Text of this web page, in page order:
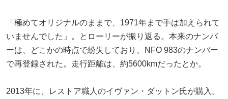
「極めてオリジナルのままで、1971年まで手は加えられて
いませんでした」。とローリーが振り返る。本来のナンバ
ーは、どこかの時点で紛失しており、NFO 983のナンバー
で再登録された。走行距離は、約5600kmだったとか。
2013年に、レストア職人のイヴァン・ダットン氏が購入。